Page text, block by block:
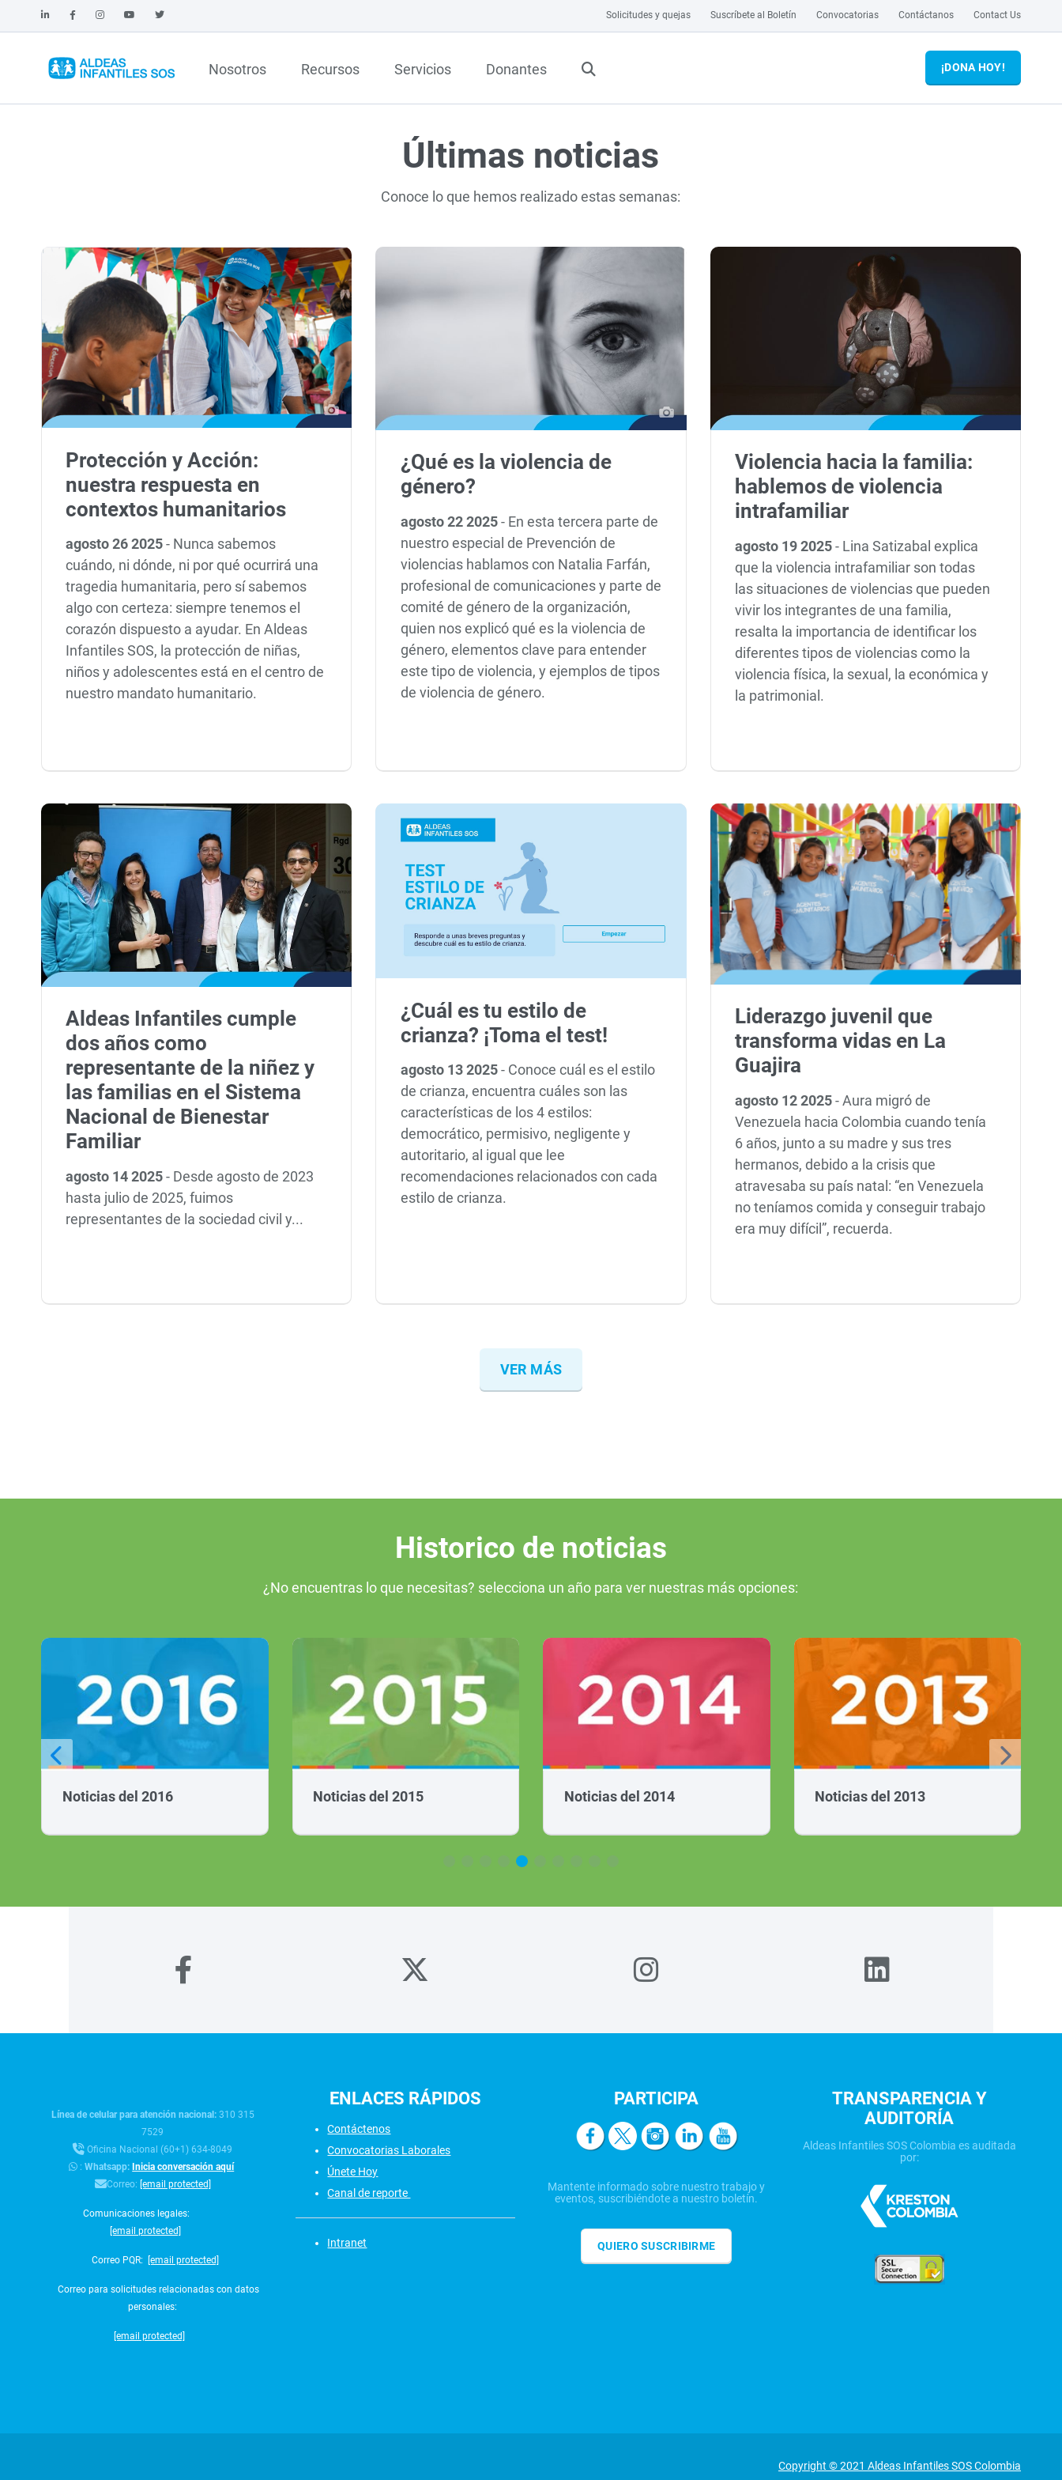
Solicitudes y quejas Suscríbete al Boletín Convocatorias Contáctanos Contact Us
Nosotros Recursos Servicios Donantes ¡DONA HOY!
Últimas noticias
Conoce lo que hemos realizado estas semanas:
Protección y Acción:
nuestra respuesta en
contextos humanitarios
agosto 26 2025- Nunca sabemos
cuándo, ni dónde, ni por qué ocurrirá una
tragedia humanitaria, pero sí sabemos
algo con certeza: siempre tenemos el
corazón dispuesto a ayudar. En Aldeas
Infantiles SOS, la protección de niñas,
niños y adolescentes está en el centro de
nuestro mandato humanitario.
¿Qué es la violencia de
género?
agosto 22 2025- En esta tercera parte de
nuestro especial de Prevención de
violencias hablamos con Natalia Farfán,
profesional de comunicaciones y parte de
comité de género de la organización,
quien nos explicó qué es la violencia de
género, elementos clave para entender
este tipo de violencia, y ejemplos de tipos
de violencia de género.
Violencia hacia la familia:
hablemos de violencia
intrafamiliar
agosto 19 2025- Lina Satizabal explica
que la violencia intrafamiliar son todas
las situaciones de violencias que pueden
vivir los integrantes de una familia,
resalta la importancia de identificar los
diferentes tipos de violencias como la
violencia física, la sexual, la económica y
la patrimonial.
Aldeas Infantiles cumple
dos años como
representante de la niñez y
las familias en el Sistema
Nacional de Bienestar
Familiar
agosto 14 2025- Desde agosto de 2023
hasta julio de 2025, fuimos
representantes de la sociedad civil y...
¿Cuál es tu estilo de
crianza? ¡Toma el test!
agosto 13 2025- Conoce cuál es el estilo
de crianza, encuentra cuáles son las
características de los 4 estilos:
democrático, permisivo, negligente y
autoritario, al igual que lee
recomendaciones relacionados con cada
estilo de crianza.
Liderazgo juvenil que
transforma vidas en La
Guajira
agosto 12 2025-Aura migró de
Venezuela hacia Colombia cuando tenía
6 años, junto a su madre y sus tres
hermanos, debido a la crisis que
atravesaba su país natal: “en Venezuela
no teníamos comida y conseguir trabajo
era muy difícil”, recuerda.
VER MÁS
Historico de noticias
¿No encuentras lo que necesitas? selecciona un año para ver nuestras más opciones:
Noticias del 2016 Noticias del 2015 Noticias del 2014 Noticias del 2013
Línea de celular para atención nacional: 310 315
7529
Oficina Nacional (60+1) 634-8049
:Whatsapp: Inicia conversación aquí
Correo: [email protected]
Comunicaciones legales:
[email protected]
Correo PQR: [email protected]
Correo para solicitudes relacionadas con datos
personales:
[email protected]
ENLACES RÁPIDOS
Contáctenos
Convocatorias Laborales
Únete Hoy
Canal de reporte
Intranet
PARTICIPA
Mantente informado sobre nuestro trabajo y
eventos, suscribiéndote a nuestro boletín.
QUIERO SUSCRIBIRME
TRANSPARENCIA Y
AUDITORÍA
Aldeas Infantiles SOS Colombia es auditada
por:
Copyright © 2021 Aldeas Infantiles SOS Colombia